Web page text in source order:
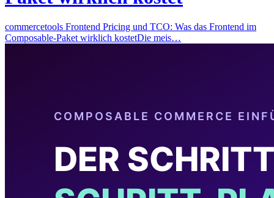
commercetools Frontend Pricing und TCO: Was das Frontend im
Composable-Paket wirklich kostetDie meis…